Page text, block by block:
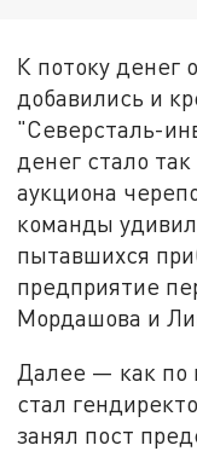
К потоку денег
добавились и
"Северсталь-
денег стало
аукциона
команды
пытавшихся
предприятие
Мордашова и
Далее — как по
стал
занял пост